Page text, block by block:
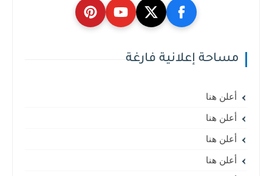
مساحة إعلانية فارغة
أعلن هنا
أعلن هنا
أعلن هنا
أعلن هنا